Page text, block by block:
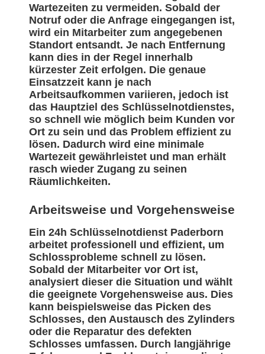
Wartezeiten zu vermeiden. Sobald der
Notruf oder die Anfrage eingegangen ist,
wird ein Mitarbeiter zum angegebenen
Standort entsandt. Je nach Entfernung
kann dies in der Regel innerhalb
kürzester Zeit erfolgen. Die genaue
Einsatzzeit kann je nach
Arbeitsaufkommen variieren, jedoch ist
das Hauptziel des Schlüsselnotdienstes,
so schnell wie möglich beim Kunden vor
Ort zu sein und das Problem effizient zu
lösen. Dadurch wird eine minimale
Wartezeit gewährleistet und man erhält
rasch wieder Zugang zu seinen
Räumlichkeiten.
Arbeitsweise und Vorgehensweise
Ein 24h Schlüsselnotdienst Paderborn
arbeitet professionell und effizient, um
Schlossprobleme schnell zu lösen.
Sobald der Mitarbeiter vor Ort ist,
analysiert dieser die Situation und wählt
die geeignete Vorgehensweise aus. Dies
kann beispielsweise das Picken des
Schlosses, den Austausch des Zylinders
oder die Reparatur des defekten
Schlosses umfassen. Durch langjährige